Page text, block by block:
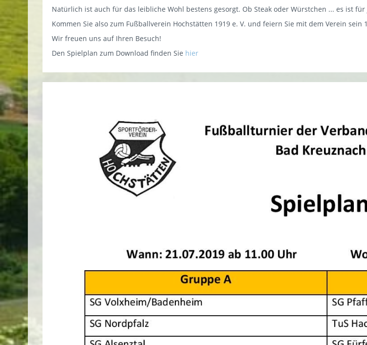
Natürlich ist auch für das leibliche Wohl bestens gesorgt. Ob Steak oder Würstchen ... es ist für
Kommen Sie also zum Fußballverein Hochstätten 1919 e. V. und feiern Sie mit dem Verein sein
Wir freuen uns auf Ihren Besuch!
Den Spielplan zum Download finden Sie hier